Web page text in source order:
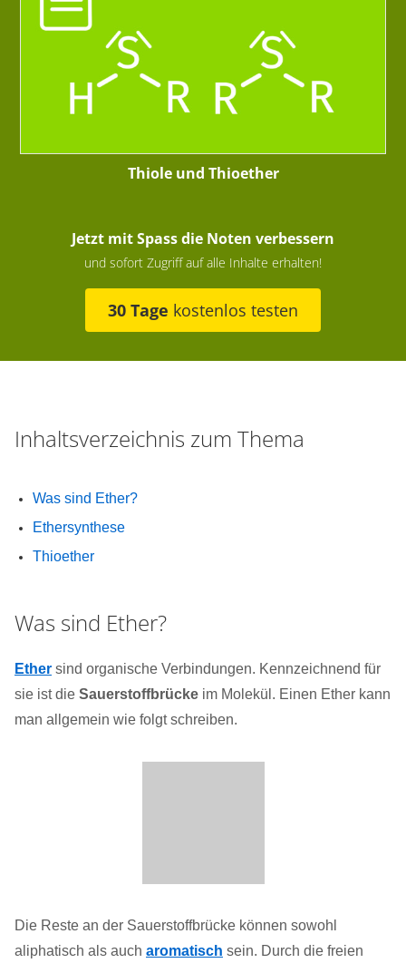
Thiole und Thioether
Jetzt mit Spass die Noten verbessern
und sofort Zugriff auf alle Inhalte erhalten!
30 Tage kostenlos testen
Inhaltsverzeichnis zum Thema
Was sind Ether?
Ethersynthese
Thioether
Was sind Ether?
Ether sind organische Verbindungen. Kennzeichnend für
sie ist die Sauerstoffbrücke im Molekül. Einen Ether kann
man allgemein wie folgt schreiben.
Die Reste an der Sauerstoffbrücke können sowohl
aliphatisch als auch aromatisch sein. Durch die freien